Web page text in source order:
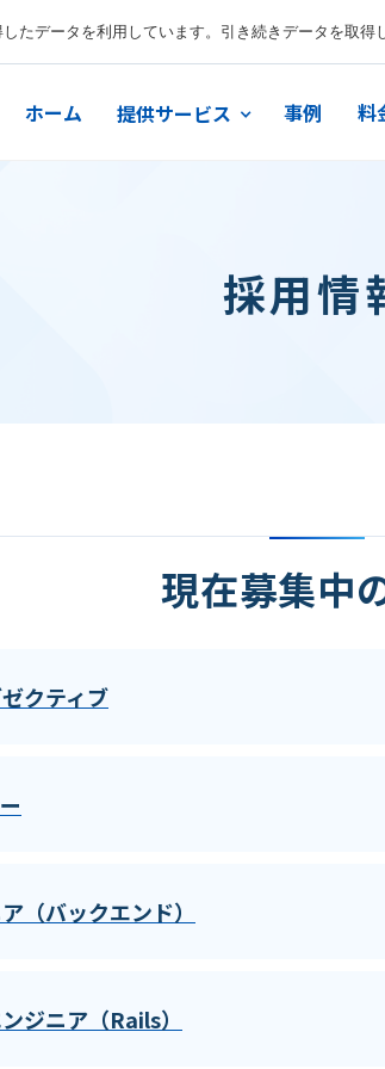
たデータを利用しています。引き続きデータを取得
ホーム 提供サービス 事例 料
採用情
現在募集中
クティブ
（バックエンド）
ジニア（Rails）